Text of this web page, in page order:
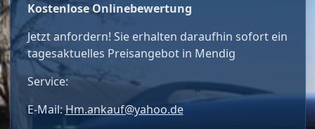
Kostenlose Onlinebewertung
Jetzt anfordern! Sie erhalten daraufhin sofort ein
tagesaktuelles Preisangebot in Mendig
Service:
E-Mail:Hm.ankauf@yahoo.de